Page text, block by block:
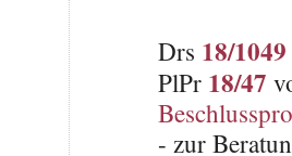
Drs 18/1049
PlPr 18/47
- zur